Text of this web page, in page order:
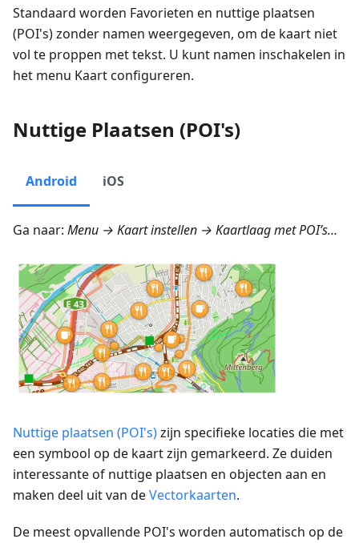
Standaard worden Favorieten en nuttige plaatsen
(POI's) zonder namen weergegeven, om de kaart niet
vol te proppen met tekst. U kunt namen inschakelen in
het menu Kaart configureren.
Nuttige Plaatsen (POI's)
Android iOS
Ga naar: Menu → Kaart instellen → Kaartlaag met POI’s…
Nuttige plaatsen (POI's)zijn specifieke locaties die met
een symbool op de kaart zijn gemarkeerd. Ze duiden
interessante of nuttige plaatsen en objecten aan en
maken deel uit van deVectorkaarten.
De meest opvallende POI's worden automatisch op de